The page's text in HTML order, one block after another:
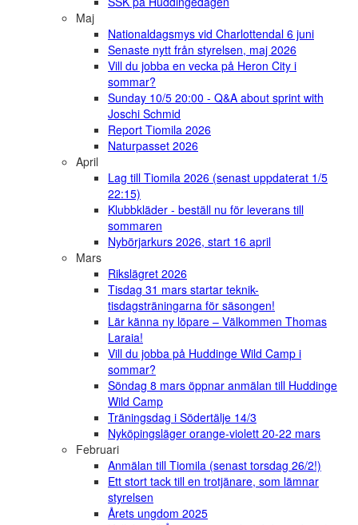
Maj
Nationaldagsmys vid Charlottendal 6 juni
Senaste nytt från styrelsen, maj 2026
Vill du jobba en vecka på Heron City i
sommar?
Sunday 10/5 20:00 - Q&A about sprint with
Joschi Schmid
Report Tiomila 2026
Naturpasset 2026
April
Lag till Tiomila 2026 (senast uppdaterat 1/5
22:15)
Klubbkläder - beställ nu för leverans till
sommaren
Nybörjarkurs 2026, start 16 april
Mars
Rikslägret 2026
Tisdag 31 mars startar teknik-
tisdagsträningarna för säsongen!
Lär känna ny löpare – Välkommen Thomas
Laraia!
Vill du jobba på Huddinge Wild Camp i
sommar?
Söndag 8 mars öppnar anmälan till Huddinge
Wild Camp
Träningsdag i Södertälje 14/3
Nyköpingsläger orange-violett 20-22 mars
Februari
Anmälan till Tiomila (senast torsdag 26/2!)
Ett stort tack till en trotjänare, som lämnar
styrelsen
Årets ungdom 2025